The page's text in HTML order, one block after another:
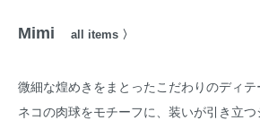
Mimi all items 〉
微細な煌めきをまとったこだわりのディテ
ネコの肉球をモチーフに、装いが引き立